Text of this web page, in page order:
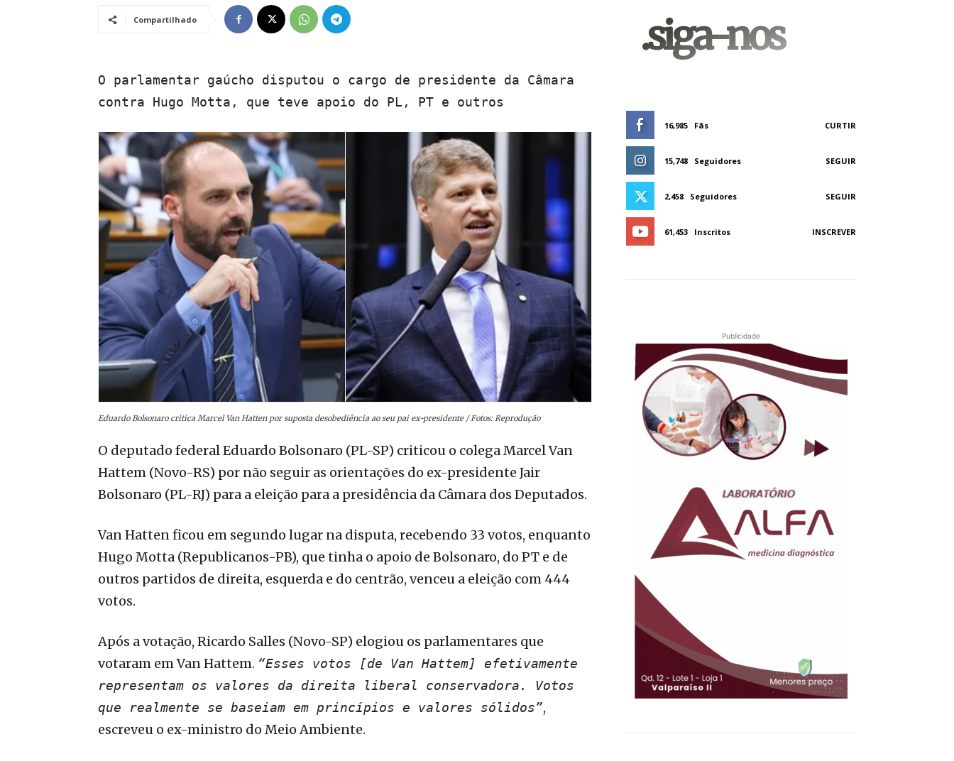
Compartilhado
O parlamentar gaúcho disputou o cargo de presidente da Câmara
contra Hugo Motta, que teve apoio do PL, PT e outros
Eduardo Bolsonaro critica Marcel Van Hatten por suposta desobediência ao seu pai ex-presidente / Fotos: Reprodução
O deputado federal Eduardo Bolsonaro (PL-SP) criticou o colega Marcel Van
Hattem (Novo-RS) por não seguir as orientações do ex-presidente Jair
Bolsonaro (PL-RJ) para a eleição para a presidência da Câmara dos Deputados.
Van Hatten ficou em segundo lugar na disputa, recebendo 33 votos, enquanto
Hugo Motta (Republicanos-PB), que tinha o apoio de Bolsonaro, do PT e de
outros partidos de direita, esquerda e do centrão, venceu a eleição com 444
votos.
Após a votação, Ricardo Salles (Novo-SP) elogiou os parlamentares que
votaram em Van Hattem. “Esses votos [de Van Hattem] efetivamente
representam os valores da direita liberal conservadora. Votos
que realmente se baseiam em princípios e valores sólidos”,
escreveu o ex-ministro do Meio Ambiente.
.siga-nos
16,985 Fãs CURTIR
15,748 Seguidores SEGUIR
2,458 Seguidores SEGUIR
61,453 Inscritos INSCREVER
Publicidade